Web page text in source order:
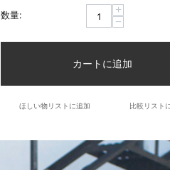
数量:
+
−
カートに追加
ほしい物リストに追加 比較リスト